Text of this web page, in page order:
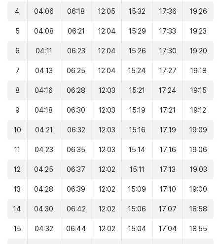
4 04:06 06:18 12:05 15:32 17:36 19:26
5 04:08 06:21 12:04 15:29 17:33 19:23
6 04:11 06:23 12:04 15:26 17:30 19:20
7 04:13 06:25 12:04 15:24 17:27 19:18
8 04:16 06:28 12:03 15:21 17:24 19:15
9 04:18 06:30 12:03 15:19 17:21 19:12
10 04:21 06:32 12:03 15:16 17:19 19:09
11 04:23 06:35 12:03 15:14 17:16 19:06
12 04:25 06:37 12:02 15:11 17:13 19:03
13 04:28 06:39 12:02 15:09 17:10 19:00
14 04:30 06:42 12:02 15:06 17:07 18:58
15 04:32 06:44 12:02 15:04 17:04 18:55